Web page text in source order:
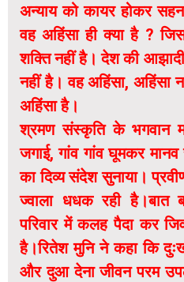
अन्याय को कायर होकर
वह अहिंसा ही क्या है ?
शक्ति नहीं है। देश की आझादी
नहीं है। वह अहिंसा, अहिंसा
अहिंसा है।
श्रमण संस्कृति के भगवान
जगाई, गांव गांव घूमकर
का दिव्य संदेश सुनाया।
ज्वाला धधक रही है।बात
परिवार में कलह पैदा कर
है।रितेश मुनि ने कहा कि
और दुआ देना जीवन परम